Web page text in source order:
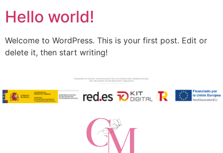
Hello world!
Welcome to WordPress. This is your first post. Edit or
delete it, then start writing!